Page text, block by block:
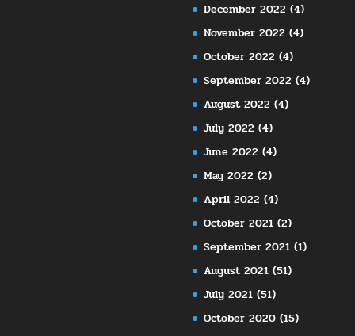
December 2022 (4)
November 2022 (4)
October 2022 (4)
September 2022 (4)
August 2022 (4)
July 2022 (4)
June 2022 (4)
May 2022 (2)
April 2022 (4)
October 2021 (2)
September 2021 (1)
August 2021 (51)
July 2021 (51)
October 2020 (15)